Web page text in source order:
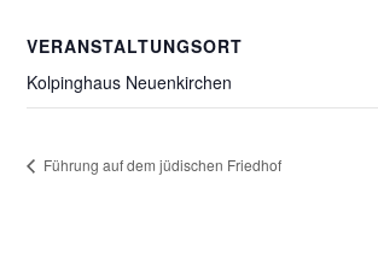
VERANSTALTUNGSORT
Kolpinghaus Neuenkirchen
Führung auf dem jüdischen Friedhof